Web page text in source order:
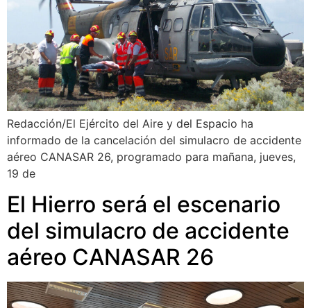
Redacción/El Ejército del Aire y del Espacio ha
informado de la cancelación del simulacro de accidente
aéreo CANASAR 26, programado para mañana, jueves,
19 de
El Hierro será el escenario
del simulacro de accidente
aéreo CANASAR 26